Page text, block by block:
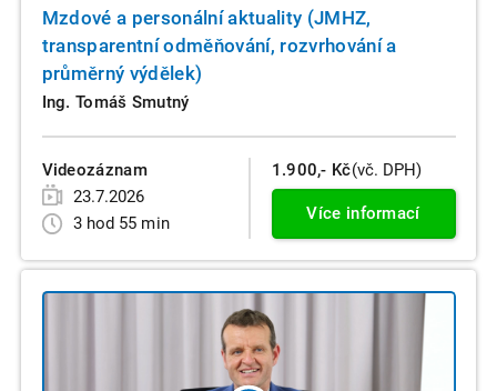
Mzdové a personální aktuality (JMHZ,
transparentní odměňování, rozvrhování a
průměrný výdělek)
Ing. Tomáš Smutný
Videozáznam
23.7.2026
3 hod 55 min
1.900,- Kč(vč. DPH)
Více informací